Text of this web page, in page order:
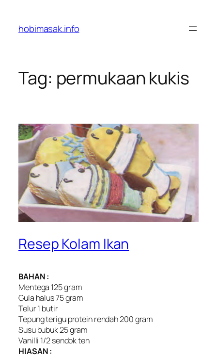
content
hobimasak.info
Tag: permukaan kukis
Resep Kolam Ikan
BAHAN :
Mentega 125 gram
Gula halus 75 gram
Telur 1 butir
Tepung terigu protein rendah 200 gram
Susu bubuk 25 gram
Vanilli 1/2 sendok teh
HIASAN :